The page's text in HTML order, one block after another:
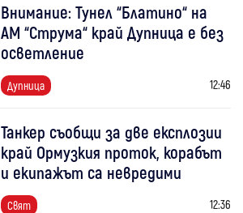
Внимание: Тунел “Блатино“ на
АМ “Струма“ край Дупница е без
осветление
Дупница 12:46
Танкер съобщи за две експлозии
край Ормузкия проток, корабът
и екипажът са невредими
Свят 12:36